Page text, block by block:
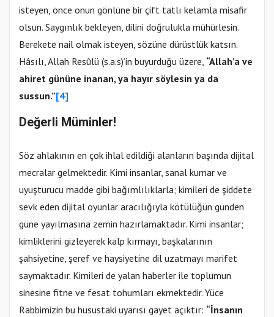
isteyen, önce onun gönlüne bir çift tatlı kelamla misafir
olsun. Saygınlık bekleyen, dilini doğrulukla mühürlesin.
Berekete nail olmak isteyen, sözüne dürüstlük katsın.
Hâsılı, Allah Resûlü (s.a.s)’in buyurduğu üzere, “Allah’a ve
ahiret gününe inanan, ya hayır söylesin ya da
sussun.”[4]
Değerli Müminler!
Söz ahlakının en çok ihlal edildiği alanların başında dijital
mecralar gelmektedir. Kimi insanlar, sanal kumar ve
uyuşturucu madde gibi bağımlılıklarla; kimileri de şiddete
sevk eden dijital oyunlar aracılığıyla kötülüğün günden
güne yayılmasına zemin hazırlamaktadır. Kimi insanlar;
kimliklerini gizleyerek kalp kırmayı, başkalarının
şahsiyetine, şeref ve haysiyetine dil uzatmayı marifet
saymaktadır. Kimileri de yalan haberler ile toplumun
sinesine fitne ve fesat tohumları ekmektedir. Yüce
Rabbimizin bu husustaki uyarısı gayet açıktır: “İnsanın